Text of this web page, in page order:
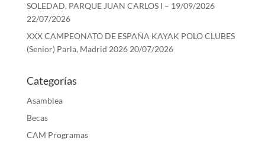
SOLEDAD, PARQUE JUAN CARLOS I – 19/09/2026
22/07/2026
XXX CAMPEONATO DE ESPAÑA KAYAK POLO CLUBES
(Senior) Parla, Madrid 2026 20/07/2026
Categorías
Asamblea
Becas
CAM Programas